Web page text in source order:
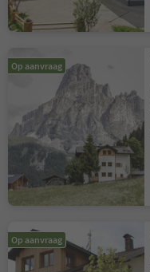
Op aanvraag
Op aanvraag